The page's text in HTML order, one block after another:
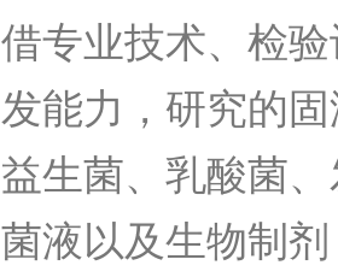
借专业技术、检
发能力，研究的
益生菌、乳酸菌
菌液以及生物制